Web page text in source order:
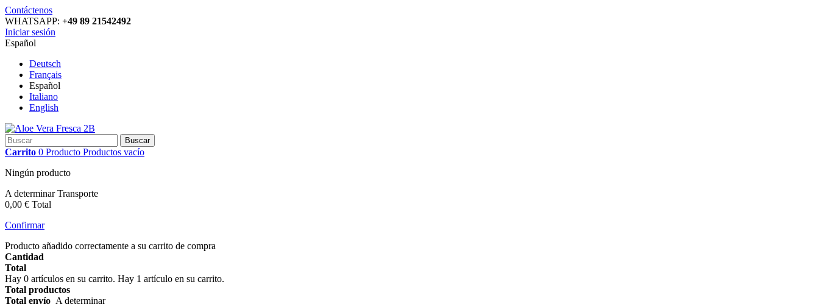
Contáctenos
WHATSAPP: +49 89 21542492
Iniciar sesión
Español
Deutsch
Français
Español
Italiano
English
Buscar
Carrito 0 Producto Productos vacío
Ningún producto
A determinarTransporte
0,00 € Total
Confirmar
Producto añadido correctamente a su carrito de compra
Cantidad
Total
Hay 0 artículos en su carrito. Hay 1 artículo en su carrito.
Total productos
Total envío A determinar